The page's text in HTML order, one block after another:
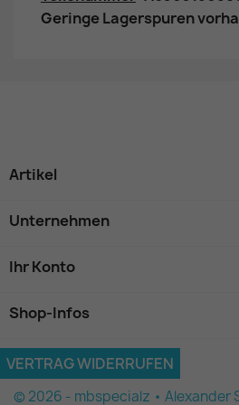
Geringe Lagerspuren
Artikel
Unternehmen
Ihr Konto
Shop-Infos
VERTRAG WIDERRUFEN
© 2026 - mbspecialz • Alexander